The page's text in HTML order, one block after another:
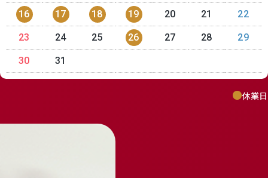
16 17 18 19 20 21 22
23 24 25 26 27 28 29
30 31
休業日